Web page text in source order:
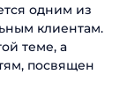
одним из
клиентам.
теме, а
посвящен